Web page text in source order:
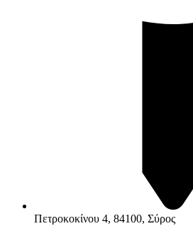
Πετροκοκίνου 4, 84100, Σύρος